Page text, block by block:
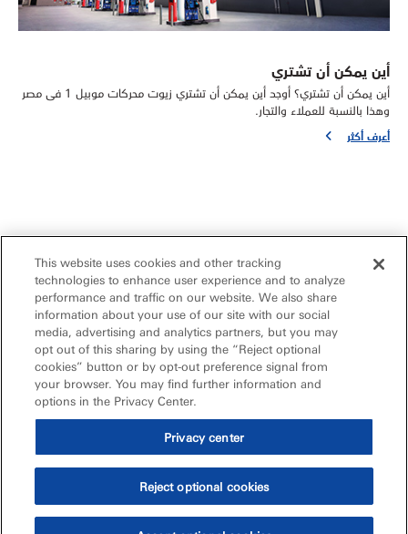
أين يمكن أن تشتري
أين يمكن أن تشتري؟ أوجد أين يمكن أن تشتري زيوت محركات موبيل 1 فى مصر
وهذا بالنسبة للعملاء والتجار.
أعرف أكثر
This website uses cookies and other tracking
technologies to enhance user experience and to analyze
performance and traffic on our website. We also share
information about your use of our site with our social
media, advertising and analytics partners, but you may
opt out of this sharing by using the “Reject optional
cookies” button or by opt-out preference signal from
your browser. You may find further information and
options in the Privacy Center.
Privacy center
Reject optional cookies